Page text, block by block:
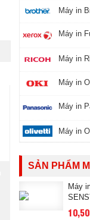
Máy in
Máy in
Máy in
Máy in
Máy in
Máy in
SẢN PHẨM
Máy